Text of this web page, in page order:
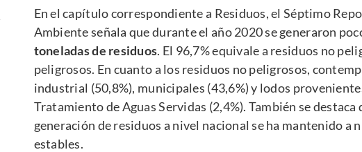
En el capítulo correspondiente a Residuos, el Séptimo
Ambiente señala que durante el año 2020 se generaron
toneladas de residuos. El 96,7% equivale a residuos no
peligrosos. En cuanto a los residuos no peligrosos,
industrial (50,8%), municipales (43,6%) y lodos
Tratamiento de Aguas Servidas (2,4%). También se
generación de residuos a nivel nacional se ha mantenido a
estables.